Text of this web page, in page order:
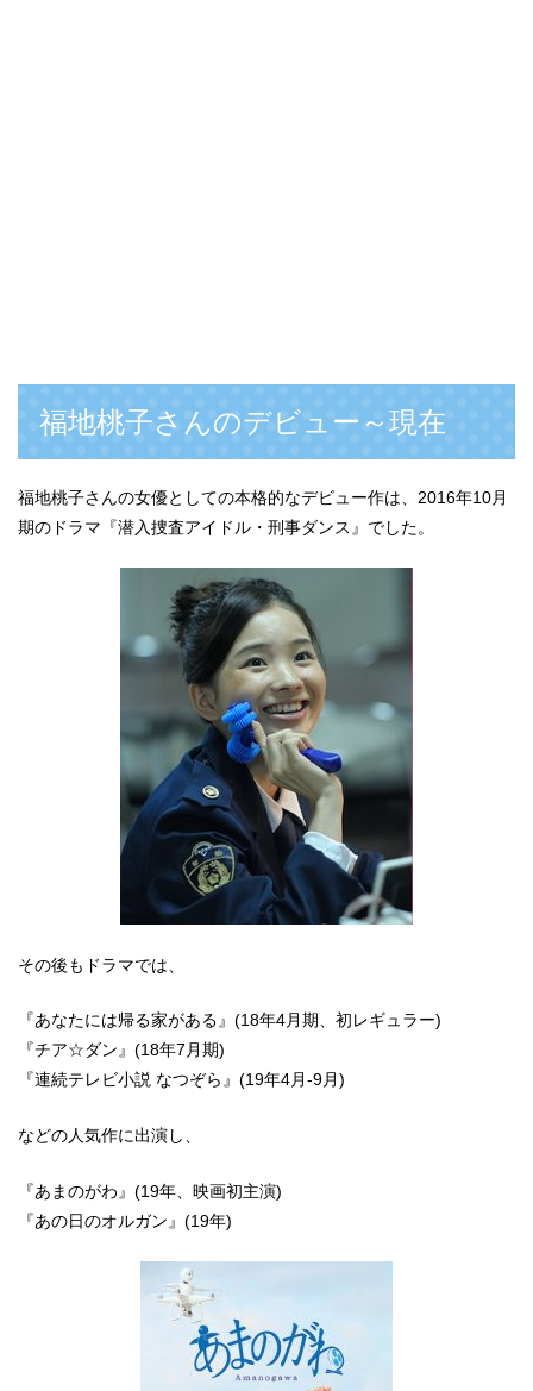
福地桃子さんのデビュー～現在
福地桃子さんの女優としての本格的なデビュー作は、2016年10月
期のドラマ『潜入捜査アイドル・刑事ダンス』でした。
その後もドラマでは、
『あなたには帰る家がある』(18年4月期、初レギュラー)
『チア☆ダン』(18年7月期)
『連続テレビ小説 なつぞら』(19年4月-9月)
などの人気作に出演し、
『あまのがわ』(19年、映画初主演)
『あの日のオルガン』(19年)